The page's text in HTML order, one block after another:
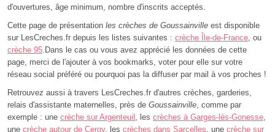
d'ouvertures, âge minimum, nombre d'inscrits acceptés.
Cette page de présentation les crèches de Goussainville est disponible
sur LesCreches.fr depuis les listes suivantes : crèche Île-de-France, ou
crèche 95.Dans le cas ou vous avez apprécié les données de cette
page, merci de l'ajouter à vos bookmarks, voter pour elle sur votre
réseau social préféré ou pourquoi pas la diffuser par mail à vos proches !
Retrouvez aussi à travers LesCreches.fr d'autres crèches, garderies,
relais d'assistante maternelles, près de Goussainville, comme par
exemple : une crèche sur Argenteuil , les crèches à Garges-lès-Gonesse,
une crèche autour de Cergy, les crèches dans Sarcelles, une crèche sur